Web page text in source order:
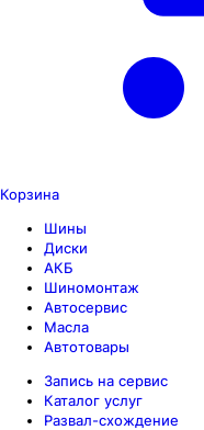
Корзина
Шины
Диски
АКБ
Шиномонтаж
Автосервис
Масла
Автотовары
Запись на сервис
Каталог услуг
Развал-схождение